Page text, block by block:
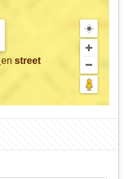
en street